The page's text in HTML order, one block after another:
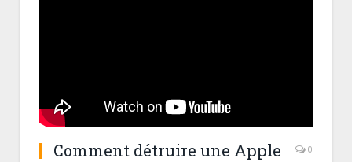
Comment détruire une Apple
0